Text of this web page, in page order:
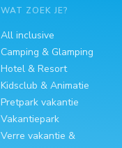
WAT ZOEK JE?
All inclusive
Camping & Glamping
Hotel & Resort
Kidsclub & Animatie
Pretpark vakantie
Vakantiepark
Verre vakantie &